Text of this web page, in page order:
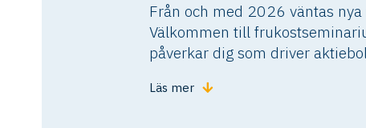
Från och med 2026 väntas
Välkommen till
påverkar dig som driver
Läs mer